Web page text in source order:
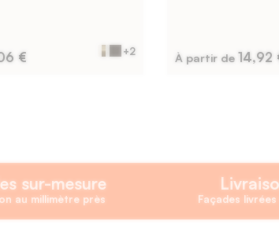
€ +2 À partir de 14,92
sur-mesure
au millimètre près Façades